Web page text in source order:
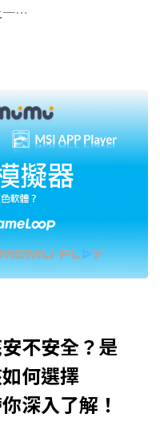
一…
不安全？是
何選擇
深入了解！